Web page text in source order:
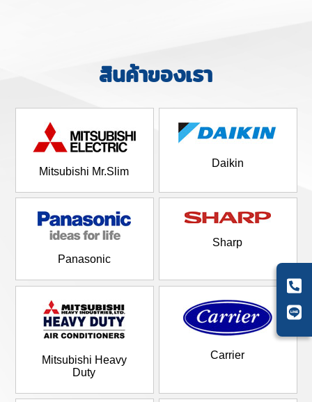
สินค้าของเรา
Mitsubishi Mr.Slim
Daikin
Panasonic
Sharp
Mitsubishi Heavy
Duty
Carrier